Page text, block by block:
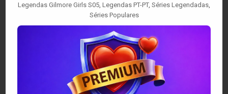
Legendas Gilmore Girls S05, Legendas PT-PT, Séries Legendadas,
Séries Populares